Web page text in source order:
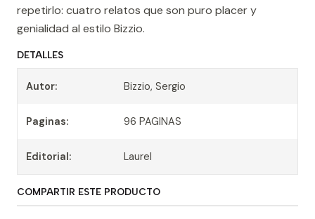
repetirlo: cuatro relatos que son puro placer y
genialidad al estilo Bizzio.
DETALLES
Autor: Bizzio, Sergio
Paginas: 96 PAGINAS
Editorial: Laurel
COMPARTIR ESTE PRODUCTO